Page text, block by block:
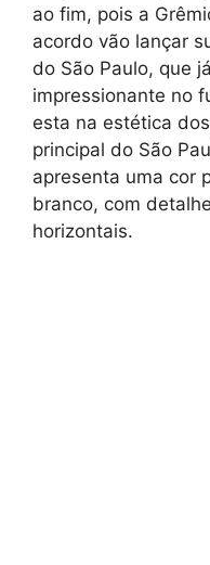
ao fim, pois a
acordo vão lançar
do São Paulo, que
impressionante no
esta na estética
principal do São
apresenta uma cor
branco, com
horizontais.